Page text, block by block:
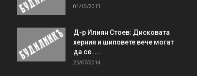
01/10/2013
Д-р Илиян Стоев: Дисковата
херния и шиповете вече могат
да се…...
25/07/2014